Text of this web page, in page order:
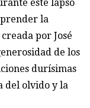
este lapso
la
por José
de los
durísimas
del olvido y la